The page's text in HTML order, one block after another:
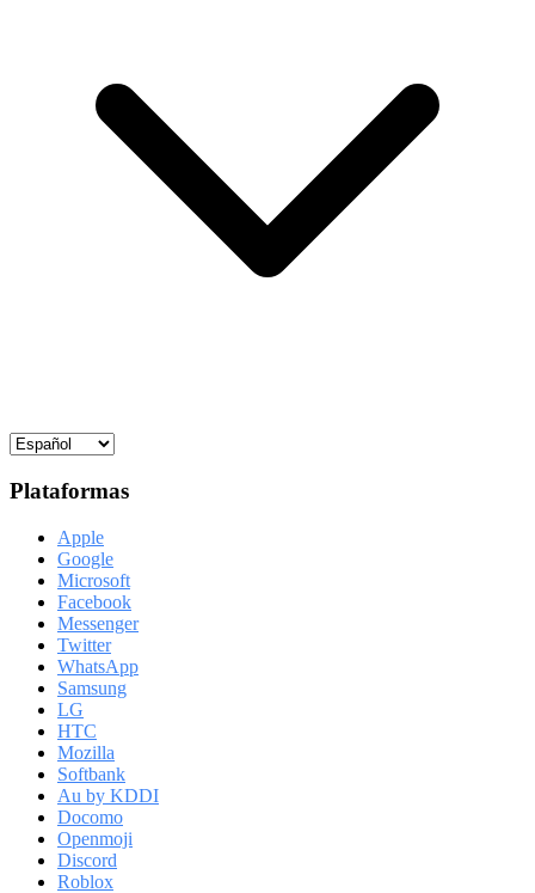
Plataformas
Apple
Google
Microsoft
Facebook
Messenger
Twitter
WhatsApp
Samsung
LG
HTC
Mozilla
Softbank
Au by KDDI
Docomo
Openmoji
Discord
Roblox